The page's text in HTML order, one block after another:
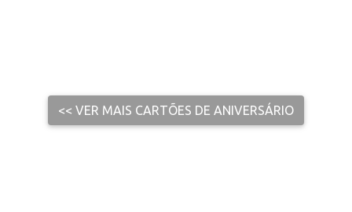
<< VER MAIS CARTÕES DE ANIVERSÁRIO